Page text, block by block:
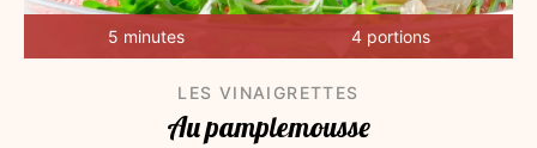
5 minutes 4 portions
LES VINAIGRETTES
Au pamplemousse